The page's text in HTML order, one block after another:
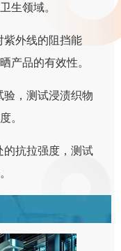
生领域。
紫外线的阻挡能
产品的有效性。
验，测试浸渍织物
。
的抗拉强度，测试